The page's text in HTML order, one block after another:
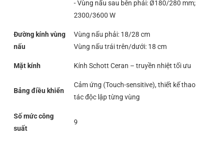
- Vùng nấu sau bên phải: Ø180/280 mm;
2300/3600 W
Đường kính vùng
nấu
Vùng nấu phải: 18/28 cm
Vùng nấu trái trên/dưới: 18 cm
Mặt kính Kính Schott Ceran – truyền nhiệt tối ưu
Bảng điều khiển
Cảm ứng (Touch-sensitive), thiết kế thao
tác độc lập từng vùng
Số mức công
suất
9